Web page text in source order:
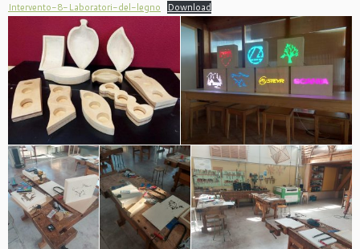
Intervento-8-Laboratori-del-legno Download